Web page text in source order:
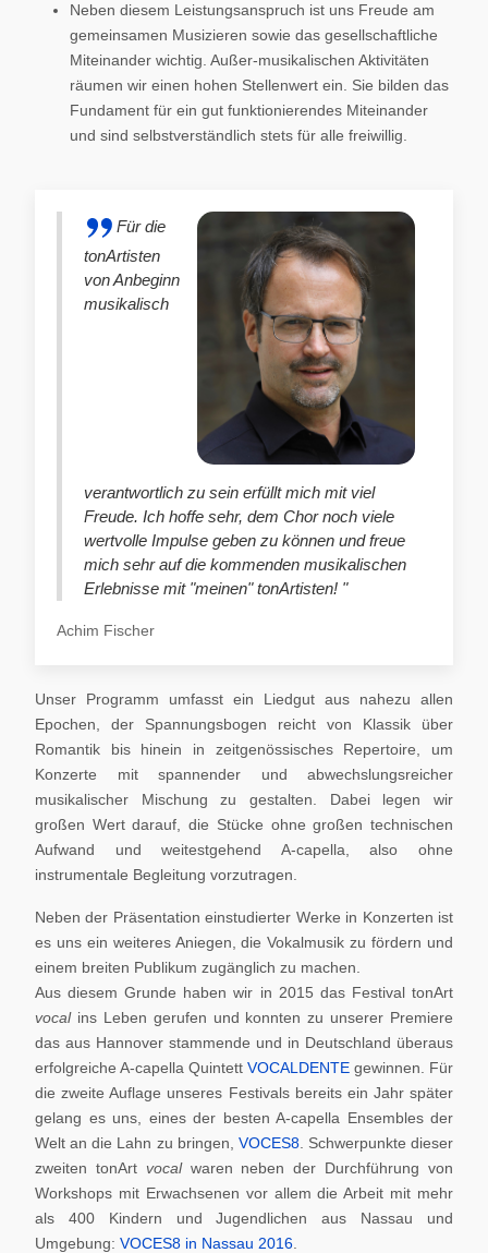
Neben diesem Leistungsanspruch ist uns Freude am
gemeinsamen Musizieren sowie das gesellschaftliche
Miteinander wichtig. Außer-musikalischen Aktivitäten
räumen wir einen hohen Stellenwert ein. Sie bilden das
Fundament für ein gut funktionierendes Miteinander
und sind selbstverständlich stets für alle freiwillig.
Für die
tonArtisten
von Anbeginn
musikalisch
verantwortlich zu sein erfüllt mich mit viel
Freude. Ich hoffe sehr, dem Chor noch viele
wertvolle Impulse geben zu können und freue
mich sehr auf die kommenden musikalischen
Erlebnisse mit "meinen" tonArtisten! "
Achim Fischer
Unser Programm umfasst ein Liedgut aus nahezu allen
Epochen, der Spannungsbogen reicht von Klassik über
Romantik bis hinein in zeitgenössisches Repertoire, um
Konzerte mit spannender und abwechslungsreicher
musikalischer Mischung zu gestalten. Dabei legen wir
großen Wert darauf, die Stücke ohne großen technischen
Aufwand und weitestgehend A-capella, also ohne
instrumentale Begleitung vorzutragen.
Neben der Präsentation einstudierter Werke in Konzerten ist
es uns ein weiteres Aniegen, die Vokalmusik zu fördern und
einem breiten Publikum zugänglich zu machen.
Aus diesem Grunde haben wir in 2015 das Festival tonArt
vocal ins Leben gerufen und konnten zu unserer Premiere
das aus Hannover stammende und in Deutschland überaus
erfolgreiche A-capella Quintett VOCALDENTE gewinnen. Für
die zweite Auflage unseres Festivals bereits ein Jahr später
gelang es uns, eines der besten A-capella Ensembles der
Welt an die Lahn zu bringen, VOCES8. Schwerpunkte dieser
zweiten tonArt vocalwaren neben der Durchführung von
Workshops mit Erwachsenen vor allem die Arbeit mit mehr
als 400 Kindern und Jugendlichen aus Nassau und
Umgebung: VOCES8 in Nassau 2016